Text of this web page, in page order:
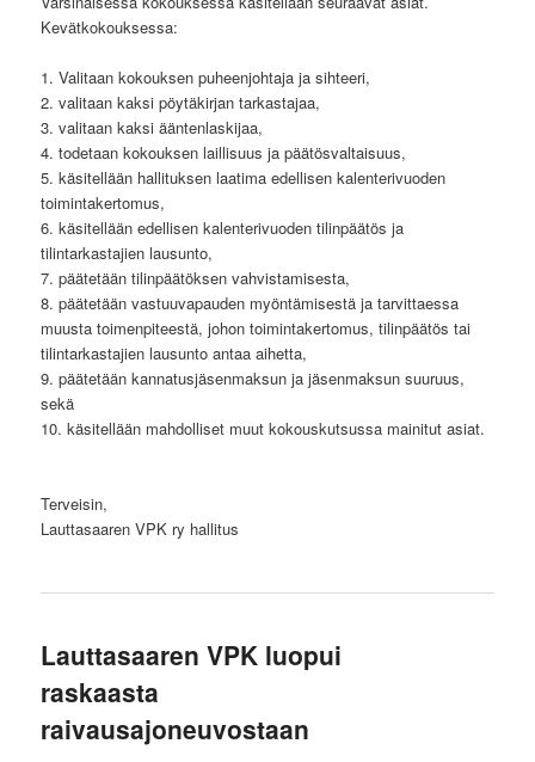
Kevätkokouksessa:
1. Valitaan kokouksen puheenjohtaja ja sihteeri,
2. valitaan kaksi pöytäkirjan tarkastajaa,
3. valitaan kaksi ääntenlaskijaa,
4. todetaan kokouksen laillisuus ja päätösvaltaisuus,
5. käsitellään hallituksen laatima edellisen kalenterivuoden
toimintakertomus,
6. käsitellään edellisen kalenterivuoden tilinpäätös ja
tilintarkastajien lausunto,
7. päätetään tilinpäätöksen vahvistamisesta,
8. päätetään vastuuvapauden myöntämisestä ja tarvittaessa
muusta toimenpiteestä, johon toimintakertomus, tilinpäätös tai
tilintarkastajien lausunto antaa aihetta,
9. päätetään kannatusjäsenmaksun ja jäsenmaksun suuruus,
sekä
10. käsitellään mahdolliset muut kokouskutsussa mainitut asiat.
Terveisin,
Lauttasaaren VPK ry hallitus
Lauttasaaren VPK luopui
raskaasta
raivausajoneuvostaan